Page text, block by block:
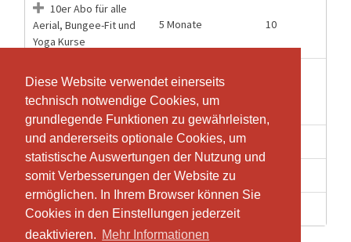
Diese Website verwendet einerseits
technisch notwendige Cookies, um
grundlegende Funktionen zu gewährleisten,
und andererseits optionale Cookies, um
statistische Auswertungen der Nutzung und
somit Verbesserungen der Website zu
ermöglichen. In Ihrem Browser können Sie
Cookies in den Einstellungen jederzeit
deaktivieren. Mehr Informationen
Diese Website verwendet einerseits
technisch notwendige Cookies, um
grundlegende Funktionen zu gewährleisten,
und andererseits optionale Cookies, um
statistische Auswertungen der Nutzung und
somit Verbesserungen der Website zu
ermöglichen. In Ihrem Browser können Sie
Cookies in den Einstellungen jederzeit
deaktivieren. Mehr Informationen
10er Abo für alle
Aerial, Bungee-Fit und
Yoga Kurse
5 Monate 10
5er Abo für alle
und Yoga Kurse
4 Monate
Einzeleintritt 2 Monate
Schnupperkurs Abo 4 Monate
Schnupperlektion 4 Monate